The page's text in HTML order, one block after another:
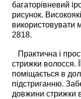
багаторівневий
рисунок.
використовувати
2818.
Практична і
стрижки волосся.
поміщається в
підстриганню.
довжини стрижки